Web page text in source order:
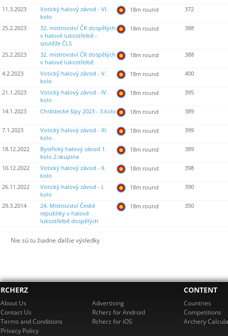
11.3.2023
Votický halový závod - VI.
kolo
18m round 372
25.2.2023
32. mistrovství ČR dospělých
v halové lukostřelbě -
soutěže ČLS
18m round 388
25.2.2023
32. mistrovství ČR dospělých
v halové lukostřelbě
18m round 388
4.2.2023
Votický halový závod - V.
kolo
18m round 400
21.1.2023
Votický halový závod - IV.
kolo
18m round 395
14.1.2023 Chrástecké šípy 2023 - 3.kolo 18m round 389
7.1.2023
Votický halový závod - III.
kolo
18m round 399
18.12.2022
Bystřický halový závod 1.
kolo 2.skupina
18m round 389
10.12.2022
Votický halový závod - II.
kolo
18m round 398
26.11.2022
Votický halový závod - I.
kolo
18m round 390
29.3.2014
24. Mistrovství České
republiky v halové
lukostřelbě dospělých
18m round 350
Nie sú tu žiadne ďalšie výsledky
RCHERZ
About Us
Contact Us
Terms and Conditions
Privacy Policy
Advertising
Rcherz for Android
Rcherz for iOS
CONTENT
Countries
Competitions
Archery